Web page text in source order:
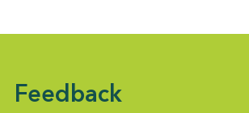
Feedback